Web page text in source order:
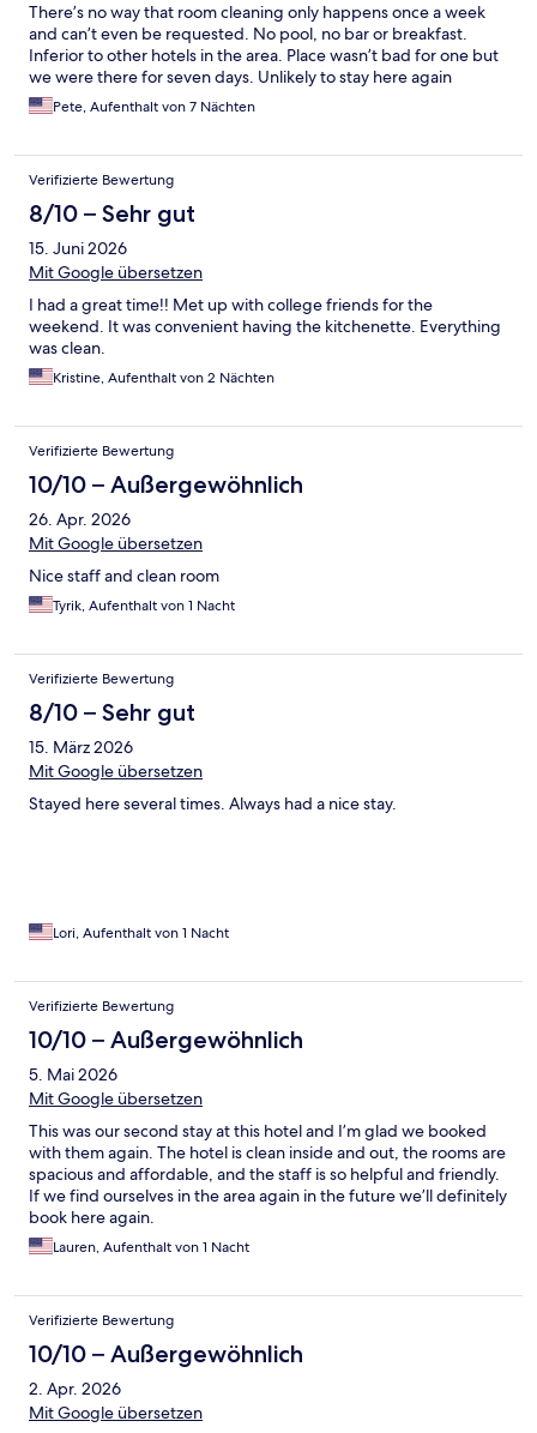
There’s no way that room cleaning only happens once a week
and can’t even be requested. No pool, no bar or breakfast.
Inferior to other hotels in the area. Place wasn’t bad for one but
we were there for seven days. Unlikely to stay here again
Pete, Aufenthalt von 7 Nächten
Verifizierte Bewertung
8/10 – Sehr gut
15. Juni 2026
Mit Google übersetzen
I had a great time!! Met up with college friends for the
weekend. It was convenient having the kitchenette. Everything
was clean.
Kristine, Aufenthalt von 2 Nächten
Verifizierte Bewertung
10/10 – Außergewöhnlich
26. Apr. 2026
Mit Google übersetzen
Nice staff and clean room
Tyrik, Aufenthalt von 1 Nacht
Verifizierte Bewertung
8/10 – Sehr gut
15. März 2026
Mit Google übersetzen
Stayed here several times. Always had a nice stay.
Lori, Aufenthalt von 1 Nacht
Verifizierte Bewertung
10/10 – Außergewöhnlich
5. Mai 2026
Mit Google übersetzen
This was our second stay at this hotel and I’m glad we booked
with them again. The hotel is clean inside and out, the rooms are
spacious and affordable, and the staff is so helpful and friendly.
If we find ourselves in the area again in the future we’ll definitely
book here again.
Lauren, Aufenthalt von 1 Nacht
Verifizierte Bewertung
10/10 – Außergewöhnlich
2. Apr. 2026
Mit Google übersetzen